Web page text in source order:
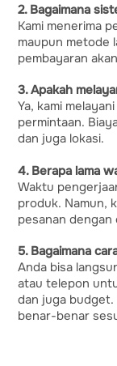
2. Bagaimana
Kami menerima
maupun metode
pembayaran
3. Apakah
Ya, kami
permintaan.
dan juga lokasi.
4. Berapa lama
Waktu
produk. Namun,
pesanan
5. Bagaimana
Anda bisa
atau telepon
dan juga budget.
benar-benar